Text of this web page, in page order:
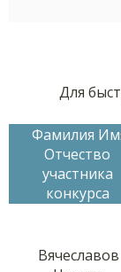
Для
Фамилия
Отчество
участника
конкурса
Вячеславов